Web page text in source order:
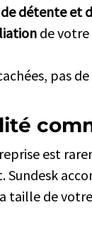
de détente et
de votre
pas
est
Sundesk
taille de